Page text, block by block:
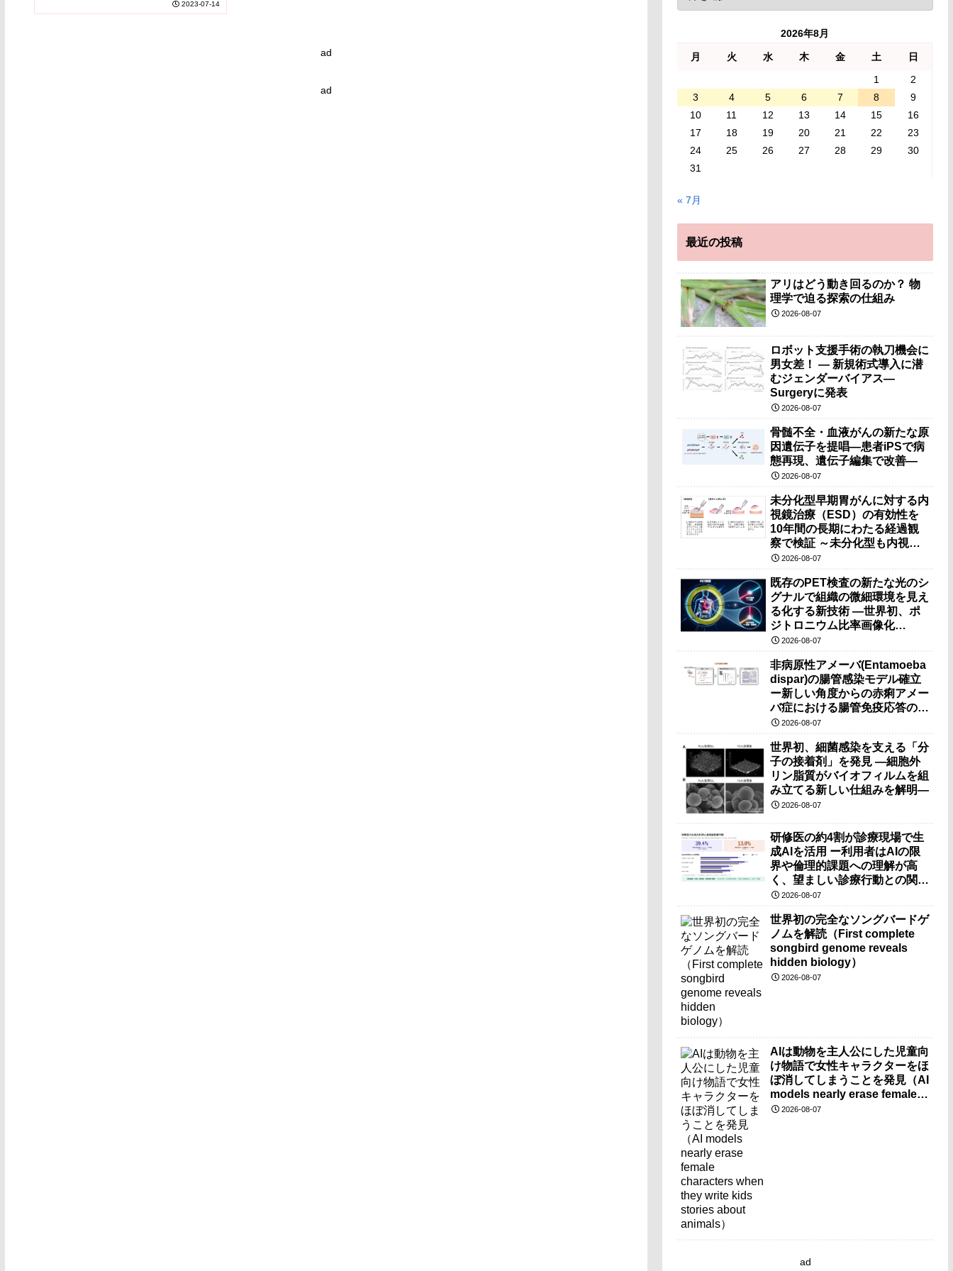
limited protection against
を示しました。◆彼らの研究では、ワクチ...2023-07-14
ad
ad
2026年8月
月 火 水 木 金 土
日
1
2
3
4 5 6 7 8
9
10
11 12 13 14 15
16
17
18 19 20 21 22
23
24
25 26 27 28 29
30
31
« 7月
最近の投稿
アリはどう動き回るのか？ 物
理学で迫る探索の仕組み
2026-08-07
ロボット支援手術の執刀機会に
男女差！ — 新規術式導入に潜
むジェンダーバイアス—
Surgeryに発表
2026-08-07
骨髄不全・血液がんの新たな原
因遺伝子を提唱―患者iPSで病
態再現、遺伝子編集で改善―
2026-08-07
未分化型早期胃がんに対する内
視鏡治療（ESD）の有効性を
10年間の長期にわたる経過観
察で検証 ～未分化型も内視鏡
治療で胃の温存が可能～
2026-08-07
既存のPET検査の新たな光のシ
グナルで組織の微細環境を見え
る化する新技術 ―世界初、ポ
ジトロニウム比率画像化
（PRI）の原理検証に成功―
2026-08-07
非病原性アメーバ(Entamoeba
dispar)の腸管感染モデル確立
ー新しい角度からの赤痢アメー
バ症における腸管免疫応答の理
解に期待ー
2026-08-07
世界初、細菌感染を支える「分
子の接着剤」を発見 ―細胞外
リン脂質がバイオフィルムを組
み立てる新しい仕組みを解明―
2026-08-07
研修医の約4割が診療現場で生
成AIを活用 ー利用者はAIの限
界や倫理的課題への理解が高
く、望ましい診療行動との関連
も確認ー
2026-08-07
世界初の完全なソングバードゲ
ノムを解読（First complete
songbird genome reveals
hidden biology）
2026-08-07
AIは動物を主人公にした児童向
け物語で女性キャラクターをほ
ぼ消してしまうことを発見（AI
models nearly erase female
characters when they write
2026-08-07
ad